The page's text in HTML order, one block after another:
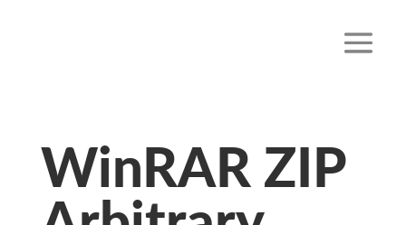
WinRAR ZIP